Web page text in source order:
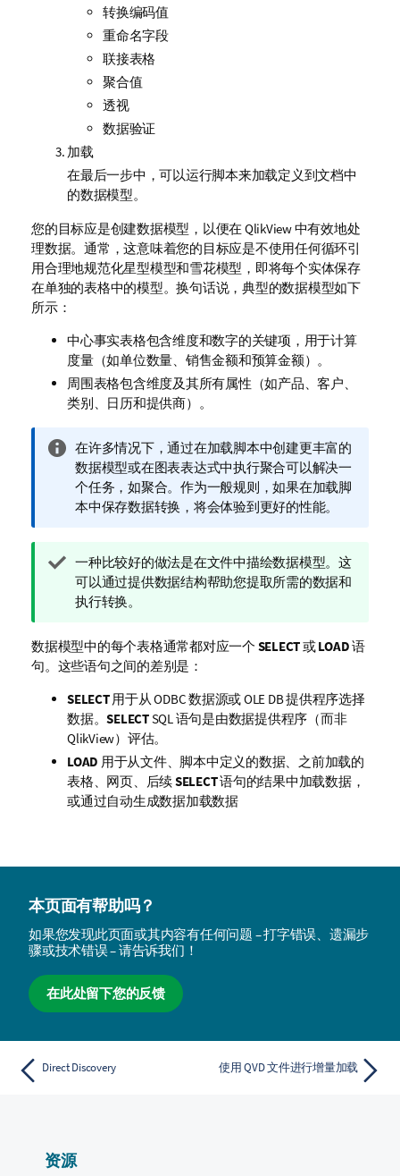
转换编码值
重命名字段
联接表格
聚合值
透视
数据验证
加载
在最后一步中，可以运行脚本来加载定义到文档中
的数据模型。
您的目标应是创建数据模型，以便在 QlikView中有效地处
理数据。通常，这意味着您的目标应是不使用任何循环引
用合理地规范化星型模型和雪花模型，即将每个实体保存
在单独的表格中的模型。换句话说，典型的数据模型如下
所示：
中心事实表格包含维度和数字的关键项，用于计算
度量（如单位数量、销售金额和预算金额）。
周围表格包含维度及其所有属性（如产品、客户、
类别、日历和提供商）。
信
息
注
释
在许多情况下，通过在加载脚本中创建更丰富的
数据模型或在图表表达式中执行聚合可以解决一
个任务，如聚合。作为一般规则，如果在加载脚
本中保存数据转换，将会体验到更好的性能。
提
示
注
一种比较好的做法是在文件中描绘数据模型。这
可以通过提供数据结构帮助您提取所需的数据和
执行转换。
数据模型中的每个表格通常都对应一个 SELECT或LOAD语
句。这些语句之间的差别是：
SELECT用于从ODBC数据源或OLE DB提供程序选择
数据。SELECTSQL语句是由数据提供程序（而非
QlikView）评估。
LOAD 用于从文件、脚本中定义的数据、之前加载的
表格、网页、后续SELECT语句的结果中加载数据，
或通过自动生成数据加载数据
本页面有帮助吗？
如果您发现此页面或其内容有任何问题 – 打字错误、遗漏步
骤或技术错误 – 请告诉我们！
在此处留下您的反馈
Direct Discovery 使用 QVD 文件进行增量加载
资源